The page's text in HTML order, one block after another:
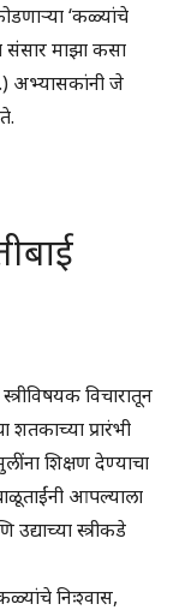
‘कळ्यांचे
संसार माझा कसा
अभ्यासकांनी जे
विचारातून
शतकाच्या प्रारंभी
शिक्षण देण्याचा
आपल्याला
स्त्रीकडे
निःश्वास,